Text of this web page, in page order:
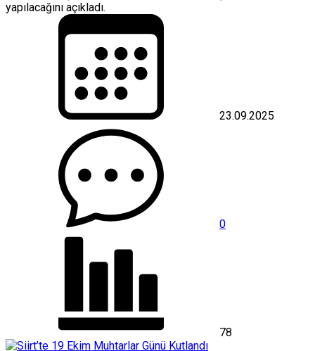
yapılacağını açıkladı.
23.09.2025
0
78